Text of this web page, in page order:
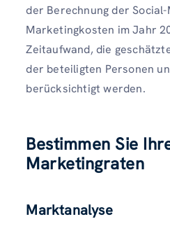
der Berechnung der Social-
Marketingkosten im Jahr
Zeitaufwand, die
der beteiligten Personen
berücksichtigt werden.
Bestimmen Sie
Marketingraten
Marktanalyse